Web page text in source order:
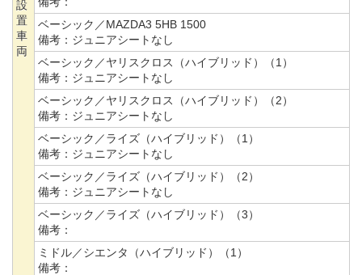
設
置
車
両
ベーシック／MAZDA3 5HB 1500
備考： ジュニアシートなし
ベーシック／ヤリスクロス（ハイブリッド）（1）
備考： ジュニアシートなし
ベーシック／ヤリスクロス（ハイブリッド）（2）
備考： ジュニアシートなし
ベーシック／ライズ（ハイブリッド）（1）
備考： ジュニアシートなし
ベーシック／ライズ（ハイブリッド）（2）
備考： ジュニアシートなし
ベーシック／ライズ（ハイブリッド）（3）
備考：
ミドル／シエンタ（ハイブリッド）（1）
備考：